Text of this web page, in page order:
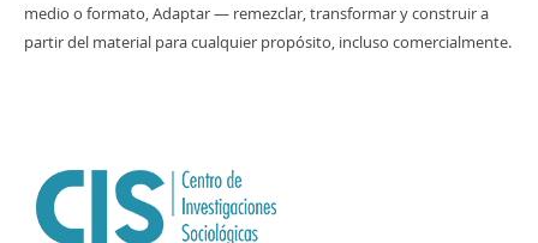
medio o formato, Adaptar — remezclar, transformar y construir a
partir del material para cualquier propósito, incluso comercialmente.